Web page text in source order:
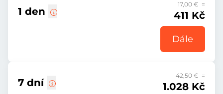
1 den
17,00 € =
411 Kč
Dále
7 dní
42,50 € =
1.028 Kč